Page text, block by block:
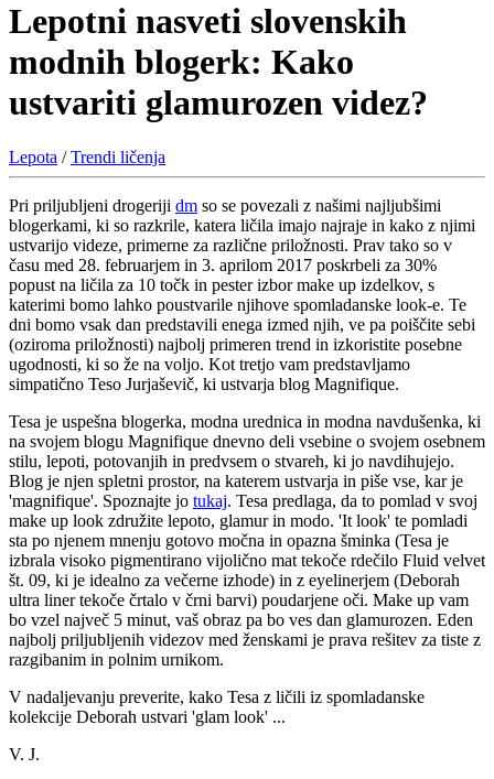
Lepotni nasveti slovenskih
modnih blogerk: Kako
ustvariti glamurozen videz?
Lepota /Trendi ličenja
Pri priljubljeni drogeriji dm so se povezali z našimi najljubšimi
blogerkami, ki so razkrile, katera ličila imajo najraje in kako z njimi
ustvarijo videze, primerne za različne priložnosti. Prav tako so v
času med 28. februarjem in 3. aprilom 2017 poskrbeli za 30%
popust na ličila za 10 točk in pester izbor make up izdelkov, s
katerimi bomo lahko poustvarile njihove spomladanske look-e. Te
dni bomo vsak dan predstavili enega izmed njih, ve pa poiščite sebi
(oziroma priložnosti) najbolj primeren trend in izkoristite posebne
ugodnosti, ki so že na voljo. Kot tretjo vam predstavljamo
simpatično Teso Jurjaševič, ki ustvarja blog Magnifique.
Tesa je uspešna blogerka, modna urednica in modna navdušenka, ki
na svojem blogu Magnifique dnevno deli vsebine o svojem osebnem
stilu, lepoti, potovanjih in predvsem o stvareh, ki jo navdihujejo.
Blog je njen spletni prostor, na katerem ustvarja in piše vse, kar je
'magnifique'. Spoznajte jo tukaj. Tesa predlaga, da to pomlad v svoj
make up look združite lepoto, glamur in modo. 'It look' te pomladi
sta po njenem mnenju gotovo močna in opazna šminka (Tesa je
izbrala visoko pigmentirano vijolično mat tekoče rdečilo Fluid velvet
št. 09, ki je idealno za večerne izhode) in z eyelinerjem (Deborah
ultra liner tekoče črtalo v črni barvi) poudarjene oči. Make up vam
bo vzel največ 5 minut, vaš obraz pa bo ves dan glamurozen. Eden
najbolj priljubljenih videzov med ženskami je prava rešitev za tiste z
razgibanim in polnim urnikom.
V nadaljevanju preverite, kako Tesa z ličili iz spomladanske
kolekcije Deborah ustvari 'glam look' ...
V. J.